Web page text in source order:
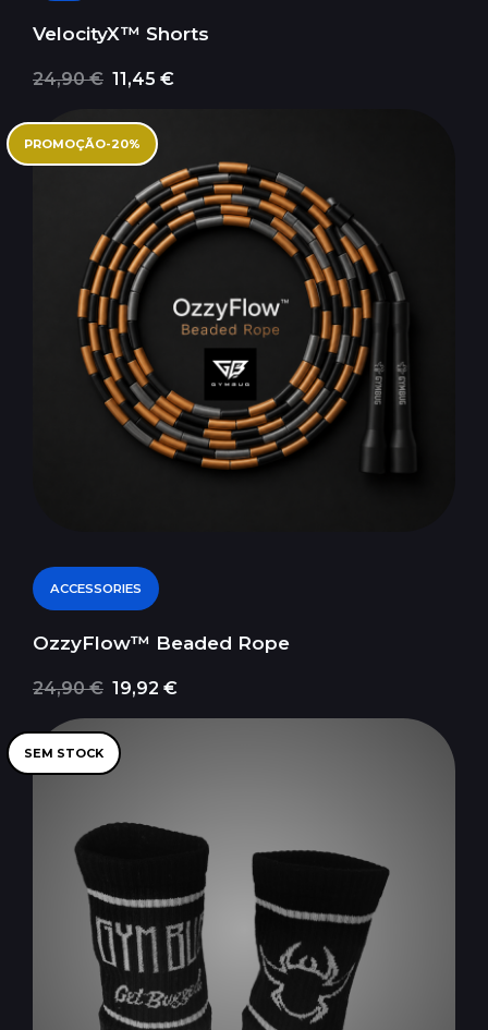
VelocityX™ Shorts
24,90 € 11,45 €
PROMOÇÃO-20%
ACCESSORIES
OzzyFlow™ Beaded Rope
24,90 € 19,92 €
SEM STOCK